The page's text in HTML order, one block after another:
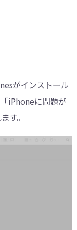
がインストール
iPhoneに問題が
す。